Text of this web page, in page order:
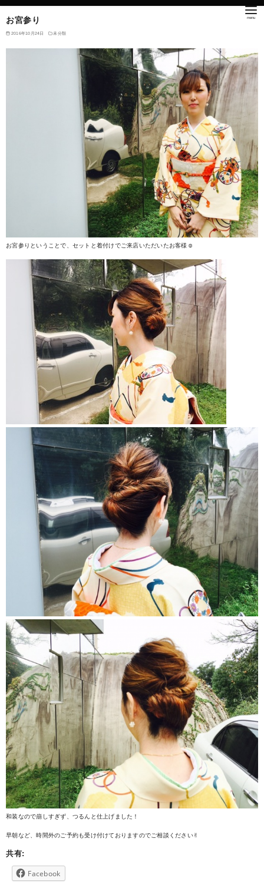
お宮参り
2016年10月24日 未分類
お宮参りということで、セットと着付けでご来店いただいたお客様☺︎
和装なので崩しすぎず、つるんと仕上げました！
早朝など、時間外のご予約も受け付けておりますのでご相談ください✌︎
共有:
Facebook